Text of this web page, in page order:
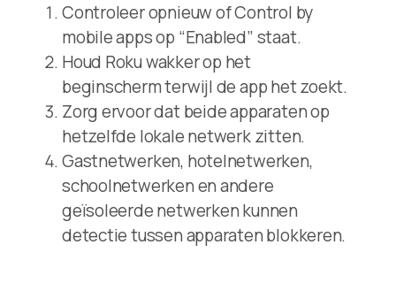
Controleer opnieuw of Control by
mobile apps op “Enabled” staat.
Houd Roku wakker op het
beginscherm terwijl de app het zoekt.
Zorg ervoor dat beide apparaten op
hetzelfde lokale netwerk zitten.
Gastnetwerken, hotelnetwerken,
schoolnetwerken en andere
geïsoleerde netwerken kunnen
detectie tussen apparaten blokkeren.